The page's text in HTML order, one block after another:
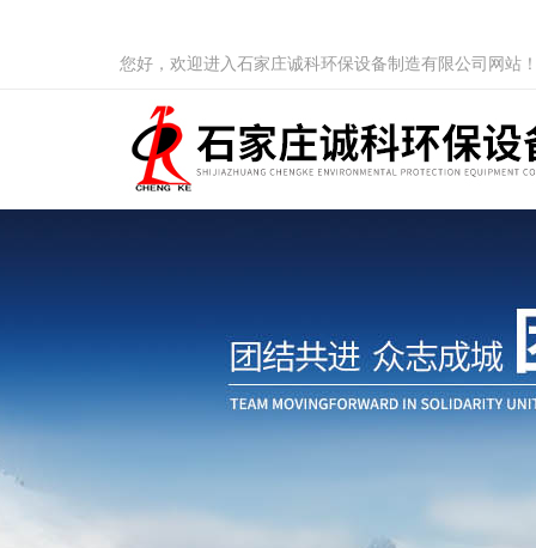
您好，欢迎进入石家庄诚科环保设备制造有限公司网站